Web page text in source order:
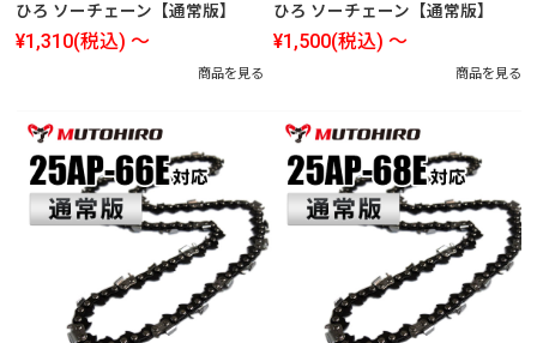
ひろ ソーチェーン【通常版】
¥1,310(税込) ～
商品を見る
ひろ ソーチェーン【通常版】
¥1,500(税込) ～
商品を見る